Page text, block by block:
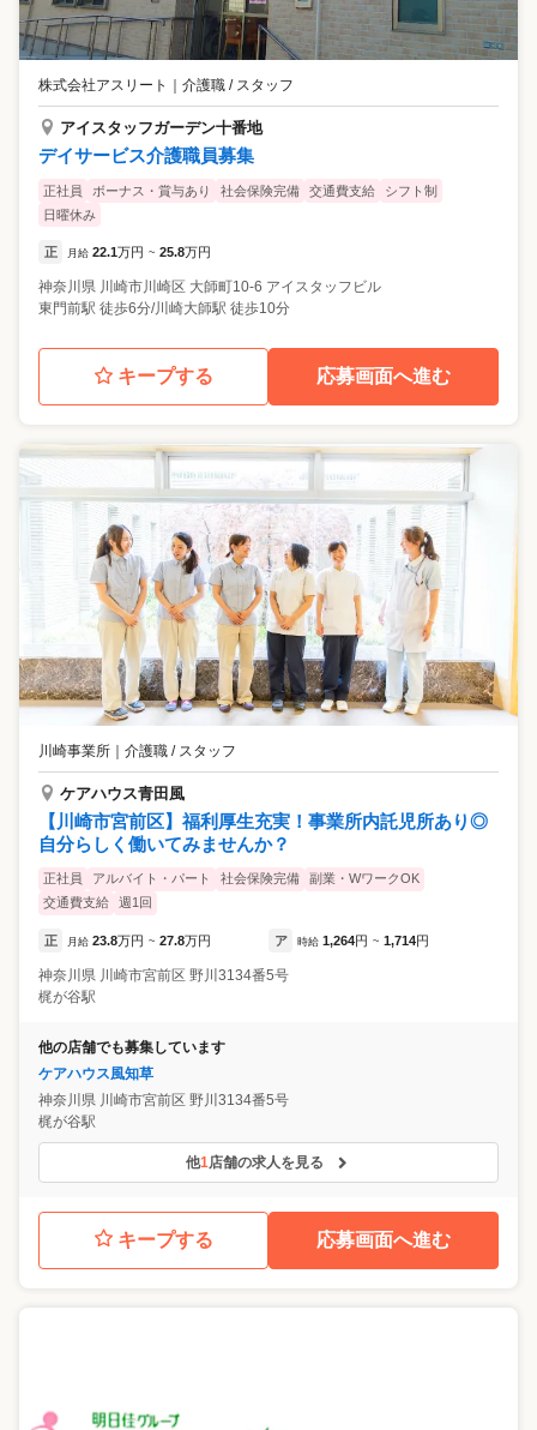
株式会社アスリート 介護職 / スタッフ
アイスタッフガーデン十番地
デイサービス介護職員募集
正社員 ボーナス・賞与あり 社会保険完備 交通費支給
シフト制
日曜休み
正 月給 22.1万円 ~ 25.8万円
神奈川県 川崎市川崎区 大師町10-6 アイスタッフビル
東門前駅 徒歩6分/川崎大師駅 徒歩10分
キープする 応募画面へ進む
川崎事業所 ｜ 介護職 / スタッフ
ケアハウス青田風
【川崎市宮前区】福利厚生充実！事業所内託児所あり◎
自分らしく働いてみませんか？
正社員 アルバイト・パート 社会保険完備
副業・WワークOK
交通費支給
週1回
正 月給 23.8万円 ~ 27.8万円 ア 時給 1,264円 ~ 1,714円
神奈川県 川崎市宮前区 野川3134番5号
梶が谷駅
他の店舗でも募集しています
ケアハウス風知草
神奈川県 川崎市宮前区 野川3134番5号
梶が谷駅
他1店舗の求人を見る
キープする 応募画面へ進む